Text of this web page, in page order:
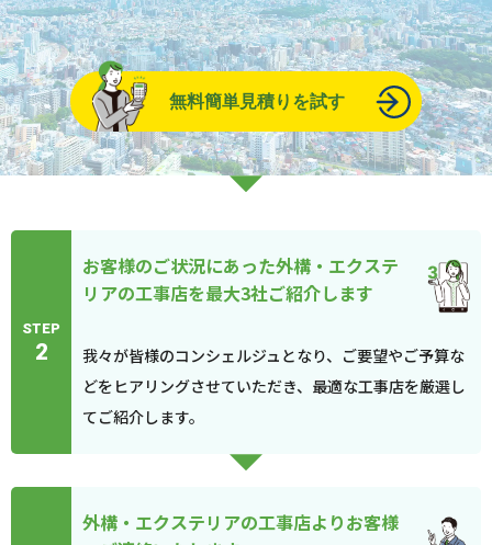
無料簡単見積りを試す
STEP
2
お客様のご状況にあった外構・エクステ
リアの工事店を最大3社ご紹介します
我々が皆様のコンシェルジュとなり、ご要望やご予算な
どをヒアリングさせていただき、最適な工事店を厳選し
てご紹介します。
外構・エクステリアの工事店よりお客様